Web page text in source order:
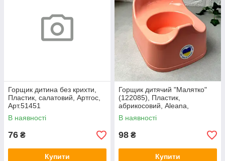
Горщик дитина без крихти,
Пластик, салатовий, Артгос,
Арт.51451
В наявності
76 ₴
Купити
Горщик дитячий "Малятко"
(122085), Пластик,
абрикосовий, Aleana,
Арт.55020
В наявності
98 ₴
Купити